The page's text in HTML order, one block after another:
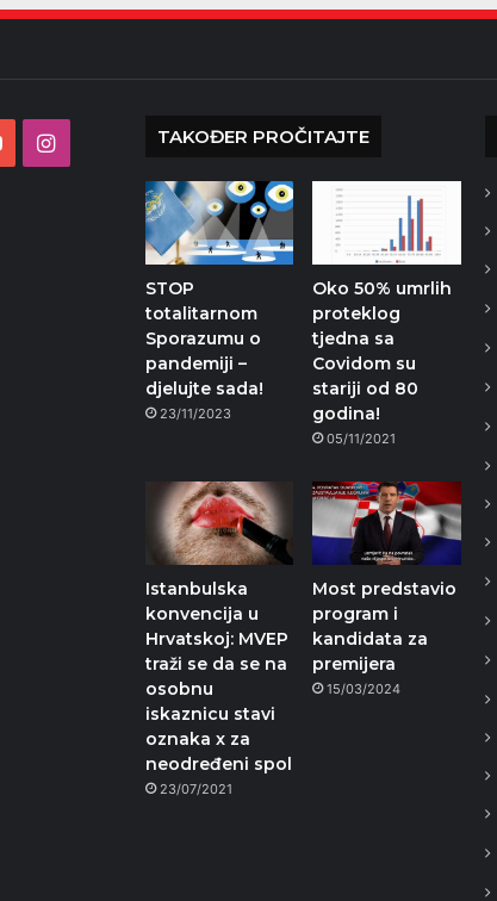
YouTubeInstagram TAKOĐER PROČITAJTE
STOP
totalitarnom
Sporazumu o
pandemiji –
djelujte sada!
23/11/2023
Oko 50% umrlih
proteklog
tjedna sa
Covidom su
stariji od 80
godina!
05/11/2021
Istanbulska
konvencija u
Hrvatskoj: MVEP
traži se da se na
osobnu
iskaznicu stavi
oznaka x za
neodređeni spol
23/07/2021
Most predstavio
program i
kandidata za
premijera
15/03/2024